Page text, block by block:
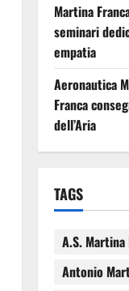
Martina
seminari
empatia
Aeronautica
Franca
dell’Aria
TAGS
A.S. Martina
Antonio